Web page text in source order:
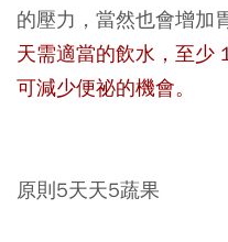
的壓力，當然也會增加
天需適當的飲水，至
可減少便祕的機會。
原則5天天5蔬果